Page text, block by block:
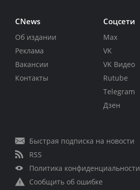
CNews
Об издании
Реклама
Вакансии
Контакты
Соцсети
Max
VK
VK Видео
Rutube
Telegram
Дзен
Быстрая подписка на новости
RSS
Политика конфиденциальности
Сообщить об ошибке